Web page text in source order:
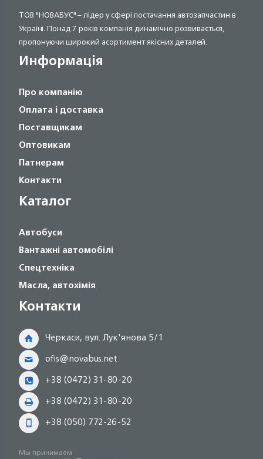
ТОВ "НОВАБУС" – лідер у сфері постачання автозапчастин в
Україні. Понад 7 років компанія динамічно розвивається,
пропонуючи широкий асортимент якісних деталей.
Информація
Про компанію
Оплата і доставка
Поставщикам
Оптовикам
Патнерам
Контакти
Каталог
Автобуси
Вантажні автомобілі
Спецтехніка
Масла, автохімія
Контакти
Черкаси, вул. Лук'янова 5/1
ofis@novabus.net
+38 (0472) 31-80-20
+38 (0472) 31-80-20
+38 (050) 772-26-52
Мы принимаем